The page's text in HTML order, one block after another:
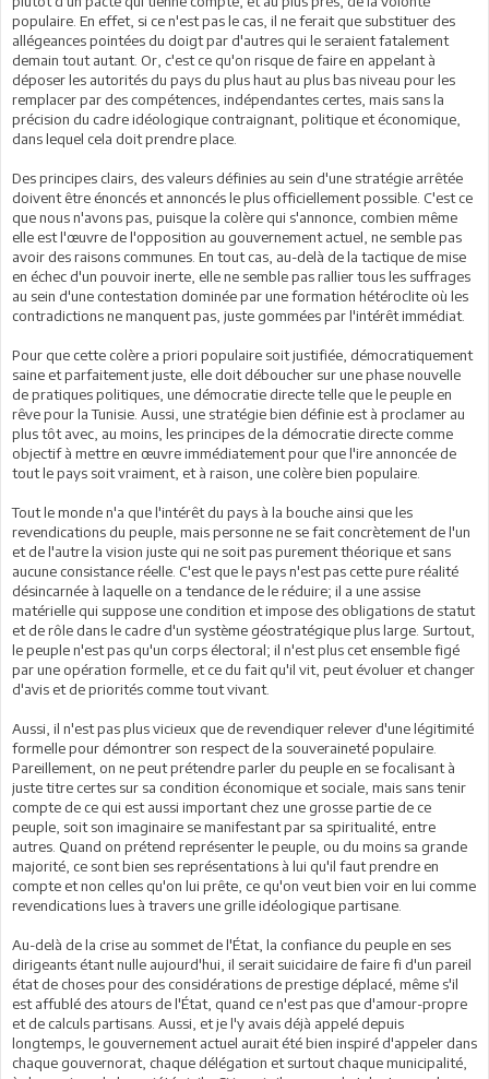
populaire. En effet, si ce n'est pas le cas, il ne ferait que substituer des
allégeances pointées du doigt par d'autres qui le seraient fatalement
demain tout autant. Or, c'est ce qu'on risque de faire en appelant à
déposer les autorités du pays du plus haut au plus bas niveau pour les
remplacer par des compétences, indépendantes certes, mais sans la
précision du cadre idéologique contraignant, politique et économique,
dans lequel cela doit prendre place.
Des principes clairs, des valeurs définies au sein d'une stratégie arrêtée
doivent être énoncés et annoncés le plus officiellement possible. C'est ce
que nous n'avons pas, puisque la colère qui s'annonce, combien même
elle est l'œuvre de l'opposition au gouvernement actuel, ne semble pas
avoir des raisons communes. En tout cas, au-delà de la tactique de mise
en échec d'un pouvoir inerte, elle ne semble pas rallier tous les suffrages
au sein d'une contestation dominée par une formation hétéroclite où les
contradictions ne manquent pas, juste gommées par l'intérêt immédiat.
Pour que cette colère a priori populaire soit justifiée, démocratiquement
saine et parfaitement juste, elle doit déboucher sur une phase nouvelle
de pratiques politiques, une démocratie directe telle que le peuple en
rêve pour la Tunisie. Aussi, une stratégie bien définie est à proclamer au
plus tôt avec, au moins, les principes de la démocratie directe comme
objectif à mettre en œuvre immédiatement pour que l'ire annoncée de
tout le pays soit vraiment, et à raison, une colère bien populaire.
Tout le monde n'a que l'intérêt du pays à la bouche ainsi que les
revendications du peuple, mais personne ne se fait concrètement de l'un
et de l'autre la vision juste qui ne soit pas purement théorique et sans
aucune consistance réelle. C'est que le pays n'est pas cette pure réalité
désincarnée à laquelle on a tendance de le réduire; il a une assise
matérielle qui suppose une condition et impose des obligations de statut
et de rôle dans le cadre d'un système géostratégique plus large. Surtout,
le peuple n'est pas qu'un corps électoral; il n'est plus cet ensemble figé
par une opération formelle, et ce du fait qu'il vit, peut évoluer et changer
d'avis et de priorités comme tout vivant.
Aussi, il n'est pas plus vicieux que de revendiquer relever d'une légitimité
formelle pour démontrer son respect de la souveraineté populaire.
Pareillement, on ne peut prétendre parler du peuple en se focalisant à
juste titre certes sur sa condition économique et sociale, mais sans tenir
compte de ce qui est aussi important chez une grosse partie de ce
peuple, soit son imaginaire se manifestant par sa spiritualité, entre
autres. Quand on prétend représenter le peuple, ou du moins sa grande
majorité, ce sont bien ses représentations à lui qu'il faut prendre en
compte et non celles qu'on lui prête, ce qu'on veut bien voir en lui comme
revendications lues à travers une grille idéologique partisane.
Au-delà de la crise au sommet de l'État, la confiance du peuple en ses
dirigeants étant nulle aujourd'hui, il serait suicidaire de faire fi d'un pareil
état de choses pour des considérations de prestige déplacé, même s'il
est affublé des atours de l'État, quand ce n'est pas que d'amour-propre
et de calculs partisans. Aussi, et je l'y avais déjà appelé depuis
longtemps, le gouvernement actuel aurait été bien inspiré d'appeler dans
chaque gouvernorat, chaque délégation et surtout chaque municipalité,